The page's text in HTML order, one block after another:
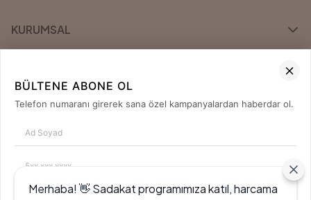
KURUMSAL
ÖNE ÇIKAN MARKALAR
0850 420 04 80
BÜLTENE ABONE OL
Telefon numaranı girerek sana özel kampanyalardan haberdar ol.
Tanıtım, pazarlama, reklam ve benzeri amaçlarla tarafıma ticari elektronik ileti
Merhaba! 👋 Sadakat programımıza katıl, harcama